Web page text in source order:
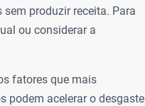
produzir receita. Para
ou considerar a
fatores que mais
podem acelerar o desgaste